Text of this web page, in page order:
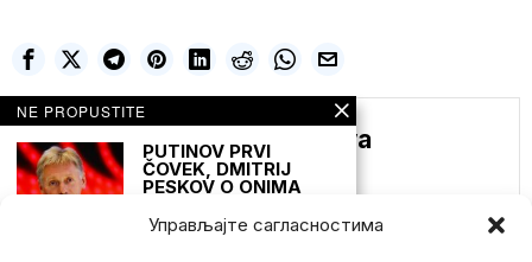
Управљајте сагласностима
Ljudmila Veneditkova
NE PROPUSTITE
PUTINOV PRVI
ČOVEK, DMITRIJ
PESKOV O ONIMA
VAKCINIŠU: „TO SU
OPASNE BUDALE“!